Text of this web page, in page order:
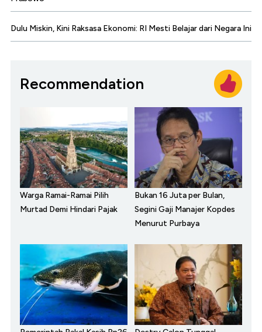
Dulu Miskin, Kini Raksasa Ekonomi: RI Mesti Belajar dari Negara Ini
Recommendation
Warga Ramai-Ramai Pilih
Murtad Demi Hindari Pajak
Bukan 16 Juta per Bulan,
Segini Gaji Manajer Kopdes
Menurut Purbaya